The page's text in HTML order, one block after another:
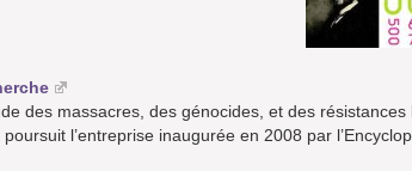
des massacres, des génocides, et des résistances
l’entreprise inaugurée en 2008 par